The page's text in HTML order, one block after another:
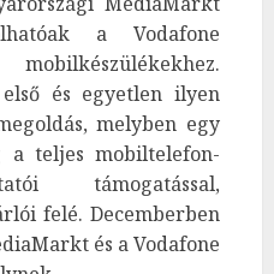
a Vodafone
és egyetlen ilyen
melyben egy
a teljes mobiltelefon-
támogatással,
felé. Decemberben
és a Vodafone